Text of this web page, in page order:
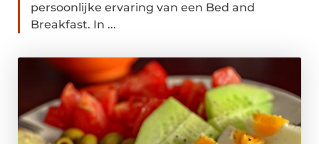
persoonlijke ervaring van een Bed and
Breakfast. In ...